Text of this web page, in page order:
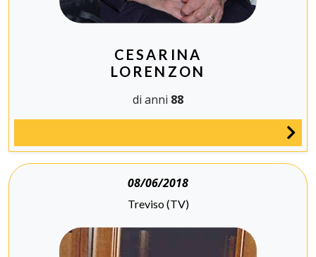
CESARINA
LORENZON
di anni 88
08/06/2018
Treviso (TV)